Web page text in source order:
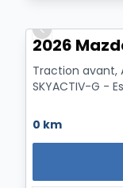
Previous slide
2026
Traction avant,
SKYACTIV-G -
0 km